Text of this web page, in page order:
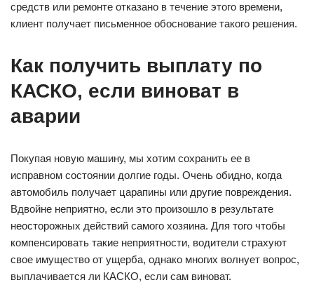
средств или ремонте отказано в течение этого времени,
клиент получает письменное обоснование такого решения.
Как получить выплату по
КАСКО, если виноват в
аварии
Покупая новую машину, мы хотим сохранить ее в
исправном состоянии долгие годы. Очень обидно, когда
автомобиль получает царапины или другие повреждения.
Вдвойне неприятно, если это произошло в результате
неосторожных действий самого хозяина. Для того чтобы
компенсировать такие неприятности, водители страхуют
свое имущество от ущерба, однако многих волнует вопрос,
выплачивается ли КАСКО, если сам виноват.